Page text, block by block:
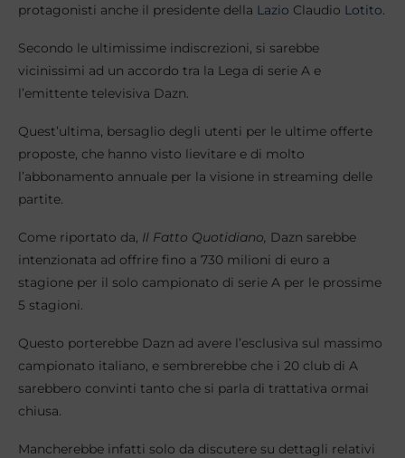
protagonisti anche il presidente della Lazio Claudio Lotito.
Secondo le ultimissime indiscrezioni, si sarebbe
vicinissimi ad un accordo tra la Lega di serie A e
l’emittente televisiva Dazn.
Quest’ultima, bersaglio degli utenti per le ultime offerte
proposte, che hanno visto lievitare e di molto
l’abbonamento annuale per la visione in streaming delle
partite.
Come riportato da, Il Fatto Quotidiano, Dazn sarebbe
intenzionata ad offrire fino a 730 milioni di euro a
stagione per il solo campionato di serie A per le prossime
5 stagioni.
Questo porterebbe Dazn ad avere l’esclusiva sul massimo
campionato italiano, e sembrerebbe che i 20 club di A
sarebbero convinti tanto che si parla di trattativa ormai
chiusa.
Mancherebbe infatti solo da discutere su dettagli relativi